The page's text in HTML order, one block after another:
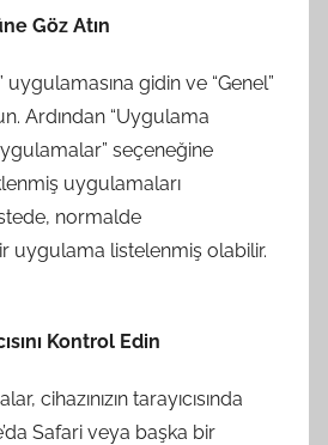
Göz Atın
uygulamasına gidin ve “Genel”
Ardından “Uygulama
seçeneğine
uygulamaları
normalde
uygulama listelenmiş olabilir.
Kontrol Edin
cihazınızın tarayıcısında
Safari veya başka bir